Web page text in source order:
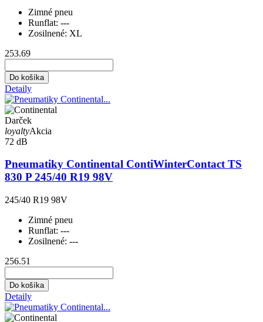
Zimné pneu
Runflat: ---
Zosilnené: XL
253.69
Do košíka
Detaily
Darček
loyaltyAkcia
72 dB
Pneumatiky Continental ContiWinterContact TS
830 P 245/40 R19 98V
245/40 R19 98V
Zimné pneu
Runflat: ---
Zosilnené: ---
256.51
Do košíka
Detaily